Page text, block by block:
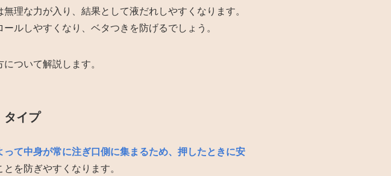
理な力が入り、結果として液だれしやすくなります。
ルしやすくなり、ベタつきを防げるでしょう。
ついて解説します。
タイプ
って中身が常に注ぎ口側に集まるため、押したときに安
を防ぎやすくなります。